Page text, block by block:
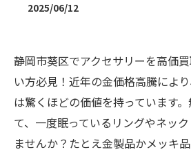
2025/06/12
静岡市葵区でアクセサリーを高価
い方必見！近年の金価格高騰によ
は驚くほどの価値を持っています
て、一度眠っているリングやネッ
ませんか？たとえ金製品かメッキ